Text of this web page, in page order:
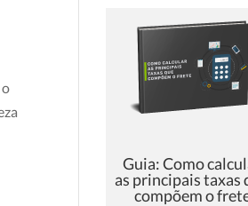
Guia: Como
as principais taxas
compõem o